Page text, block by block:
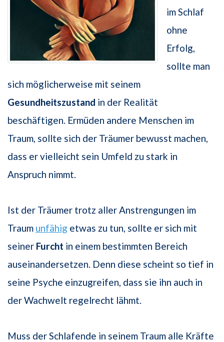
im Schlaf
ohne
Erfolg,
sollte man
sich möglicherweise mit seinem
Gesundheitszustand in der Realität
beschäftigen. Ermüden andere Menschen im
Traum, sollte sich der Träumer bewusst machen,
dass er vielleicht sein Umfeld zu stark in
Anspruch nimmt.
Ist der Träumer trotz aller Anstrengungen im
Traum unfähig etwas zu tun, sollte er sich mit
seiner Furcht in einem bestimmten Bereich
auseinandersetzen. Denn diese scheint so tief in
seine Psyche einzugreifen, dass sie ihn auch in
der Wachwelt regelrecht lähmt.
Muss der Schlafende in seinem Traum alle Kräfte